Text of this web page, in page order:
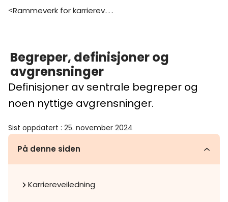
> Rammeverk for karriereveiledning for forskere i tidlig karrierefase
Begreper, definisjoner og
avgrensninger
Definisjoner av sentrale begreper og
noen nyttige avgrensninger.
Sist oppdatert : 25. november 2024
På denne siden
Karriereveiledning